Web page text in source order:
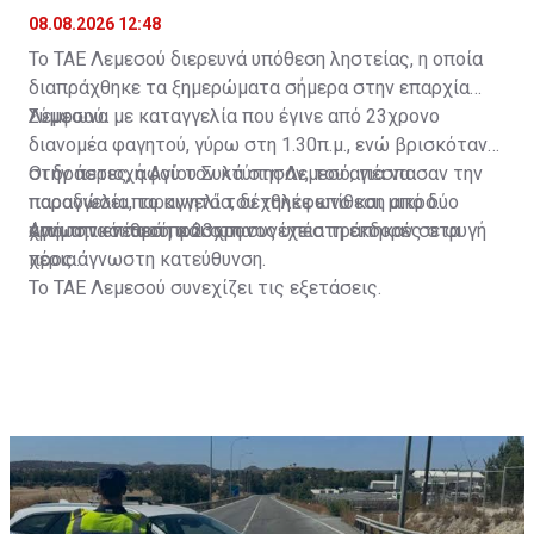
παραγγελία
08.08.2026 12:48
Το ΤΑΕ Λεμεσού διερευνά υπόθεση ληστείας, η οποία
διαπράχθηκε τα ξημερώματα σήμερα στην επαρχία
Λεμεσού.
Σύμφωνα με καταγγελία που έγινε από 23χρονο
διανομέα φαγητού, γύρω στη 1.30π.μ., ενώ βρισκόταν
στην περιοχή Αγίου Συλά στη Λεμεσό, για να
παραδώσει παραγγελία, δέχθηκε επίθεση από δύο
άγνωστα νεαρά πρόσωπα.
Οι δράστες, αφού τον κτύπησαν, του απέσπασαν την
παραγγελία, το κινητό του τηλέφωνο και μικρό
χρηματικό ποσό, και στη συνέχεια τράπηκαν σε φυγή
προς άγνωστη κατεύθυνση.
Από την επίθεση ο 23χρονος υπέστη εκδορές στα
χέρια.
Το ΤΑΕ Λεμεσού συνεχίζει τις εξετάσεις.